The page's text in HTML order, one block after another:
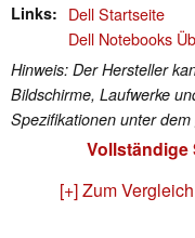
Links
Dell Startseite
Dell Notebooks
Hinweis: Der Hersteller
Bildschirme, Laufwerke
Spezifikationen unter
Vollständige
[+] Zum